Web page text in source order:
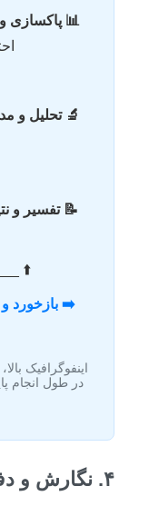
📊 پاکسازی
🔬 تحلیل و
📝 تفسیر و
⬆️
➡️ بازخورد
اینفوگرافیک
در طول انجام
۴. نگارش و دفاع از پایان‌نامه